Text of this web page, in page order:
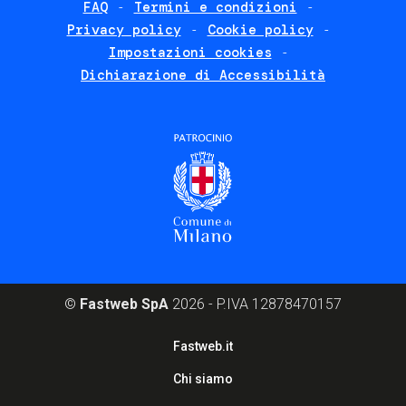
FAQ
Termini e condizioni
Privacy policy
Cookie policy
Impostazioni cookies
Dichiarazione di Accessibilità
© Fastweb SpA 2026 - P.IVA 12878470157
Fastweb.it
Chi siamo